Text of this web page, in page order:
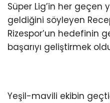
Süper Lig’in her geçen
geldiğini söyleyen
Rizespor’un hedefinin
başarıyı geliştirmek
Yeşil-mavili ekibin